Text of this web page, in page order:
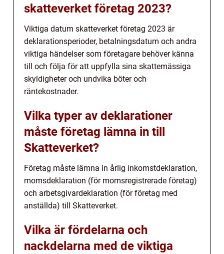
skatteverket företag 2023?
Viktiga datum skatteverket företag 2023 är
deklarationsperioder, betalningsdatum och andra
viktiga händelser som företagare behöver känna
till och följa för att uppfylla sina skattemässiga
skyldigheter och undvika böter och
räntekostnader.
Vilka typer av deklarationer
måste företag lämna in till
Skatteverket?
Företag måste lämna in årlig inkomstdeklaration,
momsdeklaration (för momsregistrerade företag)
och arbetsgivardeklaration (för företag med
anställda) till Skatteverket.
Vilka är fördelarna och
nackdelarna med de viktiga